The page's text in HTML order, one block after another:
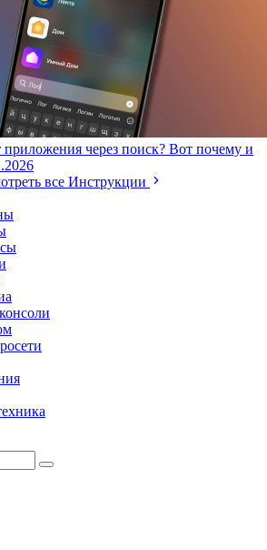
через поиск? Вот почему и
все Инструкции